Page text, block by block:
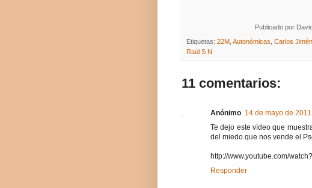
Publicado por
Etiquetas: 22M Autonómicas Carlos
Raúl S N
11 comentarios:
Anónimo 14 de mayo de
Te dejo este vídeo que
del miedo que nos vende el
http://www.youtube.com/
Responder